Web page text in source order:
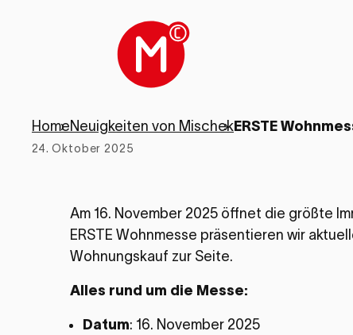
Home
› Neuigkeiten von Mischek
› ERSTE
24. Oktober 2025
Am 16. November 2025 öffnet die größte
ERSTE Wohnmesse präsentieren wir
Wohnungskauf zur Seite.
Alles rund um die Messe:
Datum: 16. November 2025